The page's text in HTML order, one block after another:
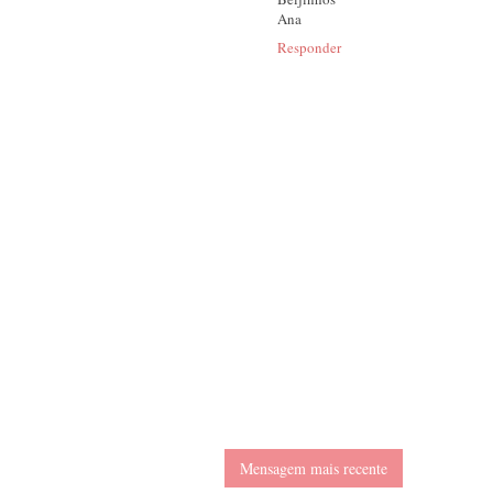
Ana
Responder
Mensagem mais recente